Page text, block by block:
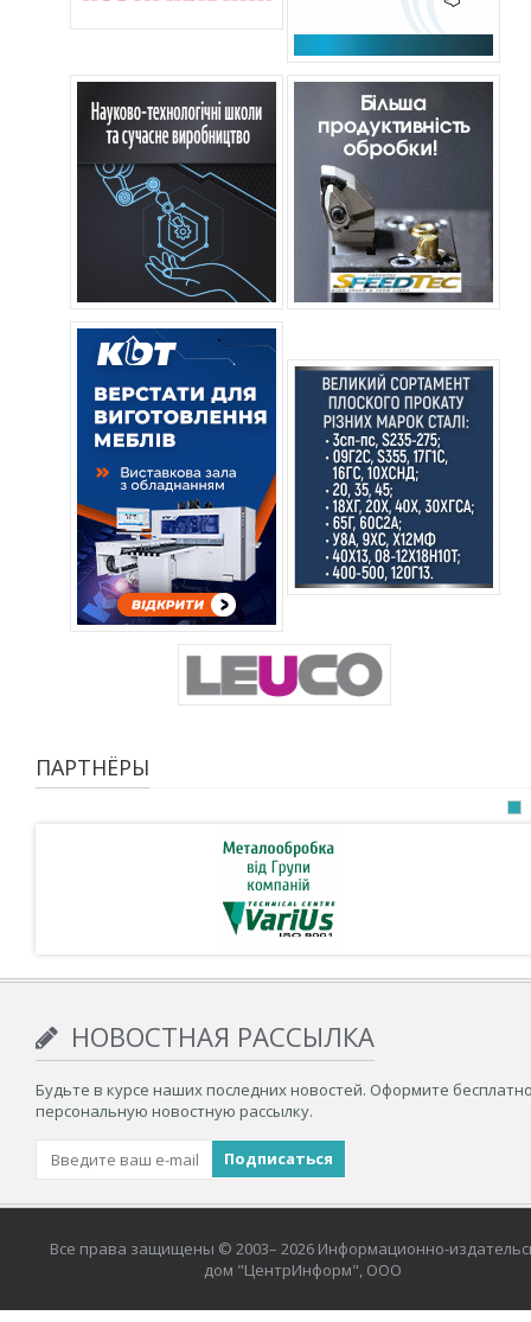
ПАРТНЁРЫ
НОВОСТНАЯ РАССЫЛКА
Будьте в курсе наших последних новостей. Оформите
персональную новостную рассылку.
Все права защищены © 2003– 2026 Информационно-
дом "ЦентрИнформ", ООО